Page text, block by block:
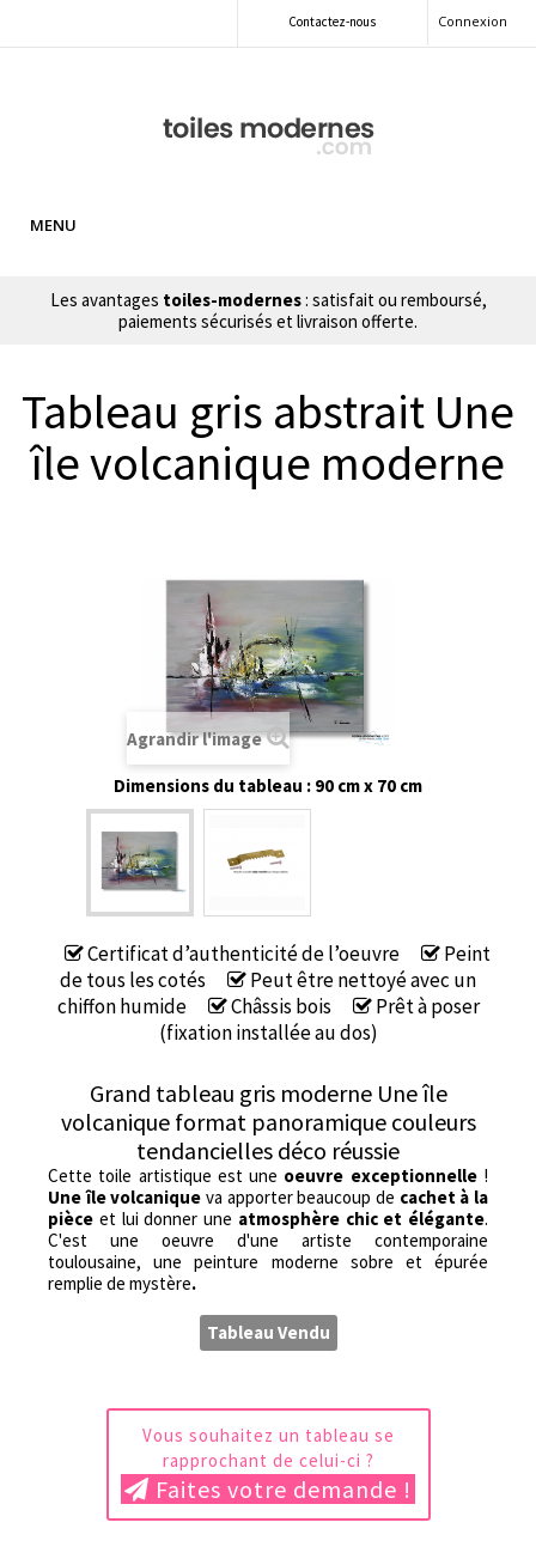
Connexion
Contactez-nous
MENU
Les avantages toiles-modernes: satisfait ou remboursé,
paiements sécurisés et livraison offerte.
Tableau gris abstrait Une
île volcanique moderne
Agrandir l'image
Dimensions du tableau : 90 cm x 70 cm
Certificat d’authenticité de l’oeuvre
Peint
de tous les cotés
Peut être nettoyé avec un
chiffon humide
Châssis bois
Prêt à poser
(fixation installée au dos)
Grand tableau gris moderne Une île
volcanique format panoramique couleurs
tendancielles déco réussie
Cette toile artistique est une oeuvre exceptionnelle!
Une île volcanique va apporter beaucoup de cachet à la
pièce et lui donner une atmosphère chic et élégante.
C'est une oeuvre d'une artiste contemporaine
toulousaine, une peinture moderne sobre et épurée
remplie de mystère.
Tableau Vendu
Vous souhaitez un tableau se
rapprochant de celui-ci ?
Faites votre demande !